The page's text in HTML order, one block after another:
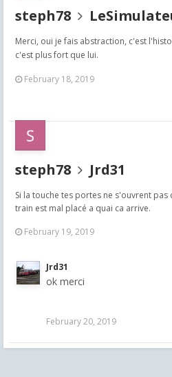
steph78
Merci, oui je fais abstraction, c'est
c'est plus fort que lui.
February 18, 2019
steph78 Jrd31
Si la touche tes portes ne s'ouvrent
train est mal placé a quai ca arrive.
February 19, 2019
Jrd31
ok merci
February 20, 2019